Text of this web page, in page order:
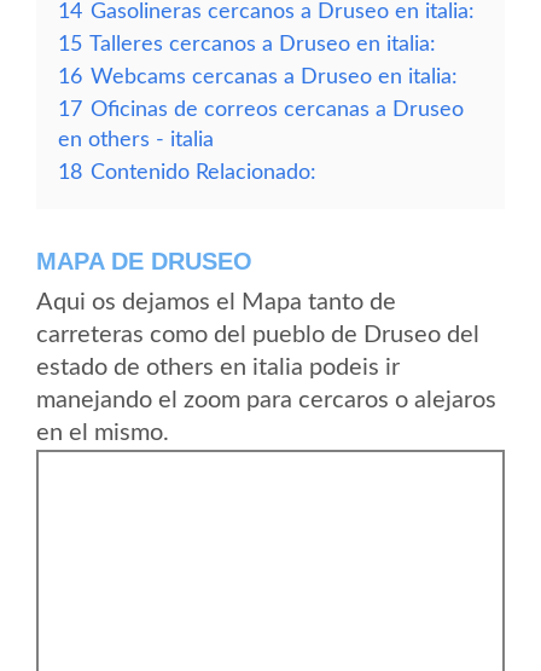
14 Gasolineras cercanos a Druseo en italia:
15 Talleres cercanos a Druseo en italia:
16 Webcams cercanas a Druseo en italia:
17 Oficinas de correos cercanas a Druseo
en others - italia
18 Contenido Relacionado:
MAPA DE DRUSEO
Aqui os dejamos el Mapa tanto de
carreteras como del pueblo de Druseo del
estado de others en italia podeis ir
manejando el zoom para cercaros o alejaros
en el mismo.